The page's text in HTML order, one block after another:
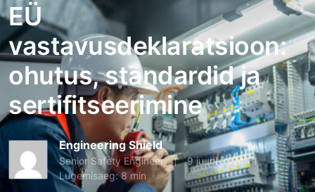
EÜ
vastavusdeklaratsioon:
ohutus, standardid ja
sertifitseerimine
Engineering Shield
Senior Safety Engineer
9 juuni 2024
Lugemisaeg: 8 min